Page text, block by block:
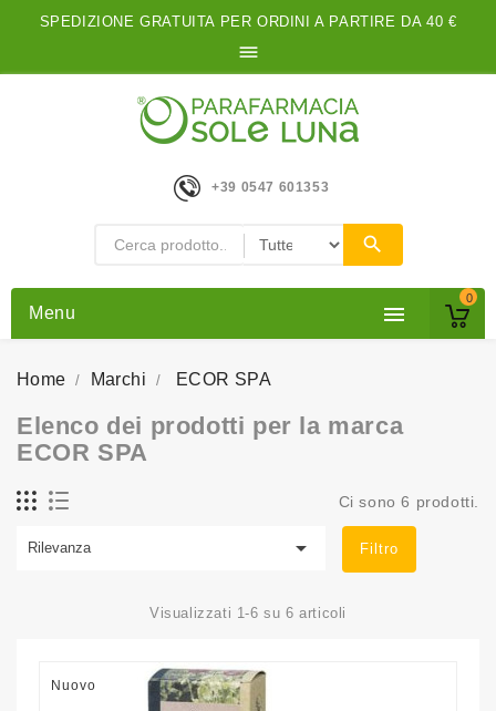
SPEDIZIONE GRATUITA PER ORDINI A PARTIRE DA 40 €

0
+39 0547 601353

Menu
Home Marchi ECOR SPA
Elenco dei prodotti per la marca
ECOR SPA
Ci sono 6 prodotti.
Rilevanza  Filtro
Visualizzati 1-6 su 6 articoli
Nuovo